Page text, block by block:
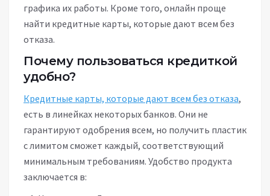
графика их работы. Кроме того, онлайн проще
найти кредитные карты, которые дают всем без
отказа.
Почему пользоваться кредиткой
удобно?
Кредитные карты, которые дают всем без отказа,
есть в линейках некоторых банков. Они не
гарантируют одобрения всем, но получить пластик
с лимитом сможет каждый, соответствующий
минимальным требованиям. Удобство продукта
заключается в: